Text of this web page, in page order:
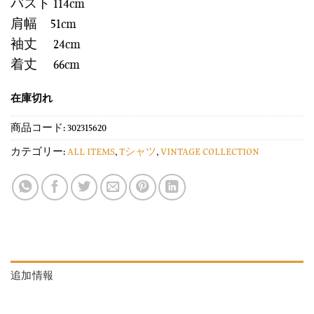
バスト 114cm
肩幅 51cm
袖丈 24cm
着丈 66cm
在庫切れ
商品コード:302315620
カテゴリー:ALL ITEMS,Tシャツ,VINTAGE COLLECTION
追加情報